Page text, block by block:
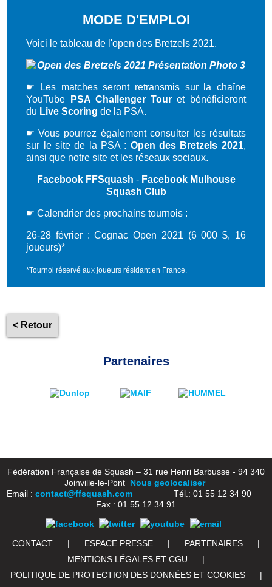
MODE D'EMPLOI
Voici le tableau de l'open des Bretzels 2021.
☛
Les matches seront retransmis sur la chaîne
YouTube
PSA Challenger Tour et bénéficieront
du Live Scoring de la PSA.
☛ Vous pourrez également consulter les résultats
sur le site de la PSA : Open des Bretzels 2021,
ainsi que notre site et les réseaux sociaux.
Facebook FFSquash - Facebook Mulhouse
Squash Club
☛ Calendrier des prochains tournois :
26-28 février : Cognac Open 2021 (6 000 $, 16
joueurs)*
*Tournoi réservé aux joueurs résidant en France.
< Retour
Partenaires
Fédération Française de Squash – 31 rue Henri Barbusse - 94 340
Joinville-le-Pont Nous geolocaliser
Email : contact@ffsquash.comTél.: 01 55 12 34 90
Fax : 01 55 12 34 91
CONTACT | ESPACE PRESSE | PARTENAIRES
|
MENTIONS LÉGALES ET CGU
|
POLITIQUE DE PROTECTION DES DONNÉES ET COOKIES
|